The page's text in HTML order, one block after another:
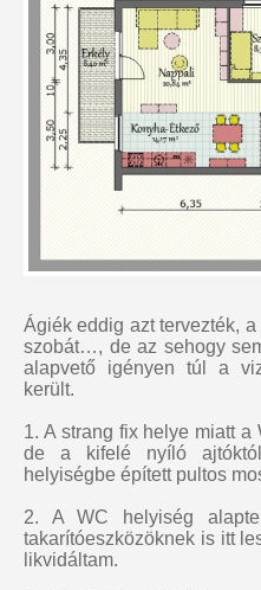
Ágiék eddig azt tervezték,
szobát…, de az sehogy
alapvető igényen túl a
került.
1. A strang fix helye miatt
de a kifelé nyíló
helyiségbe épített pultos
2. A WC helyiség
takarítóeszközöknek is itt
likvidáltam.